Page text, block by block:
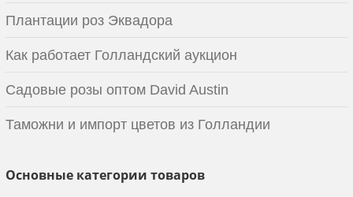
Плантации роз Эквадора
Как работает Голландский аукцион
Садовые розы оптом David Austin
Таможни и импорт цветов из Голландии
Основные категории товаров